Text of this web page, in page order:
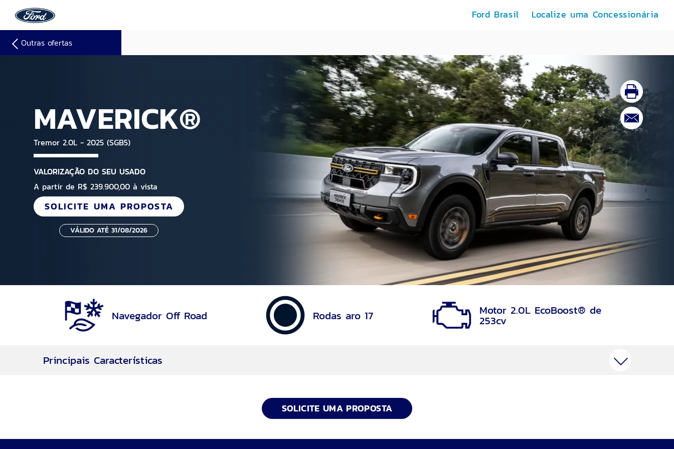
Ford Brasil Localize uma Concessionária
Outras ofertas
MAVERICK®
Tremor 2.0L - 2025 (SGB5)
VALORIZAÇÃO DO SEU USADO
A partir de R$ 239.900,00 à vista
SOLICITE UMA PROPOSTA
VÁLIDO ATÉ 31/08/2026
Navegador Off Road Rodas aro 17 Motor 2.0L EcoBoost® de
253cv
Principais Características
Transmissão Automática de 8 velocidades com E-Shifter
SOLICITE UMA PROPOSTA